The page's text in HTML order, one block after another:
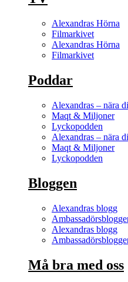
Alexandras Hörna
Filmarkivet
Alexandras Hörna
Filmarkivet
Poddar
Alexandras – nära
Maqt & Miljoner
Lyckopodden
Alexandras – nära
Maqt & Miljoner
Lyckopodden
Bloggen
Alexandras blogg
Alexandras blogg
Må bra med oss